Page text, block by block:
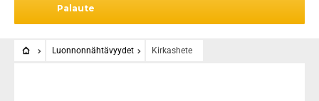
Palaute
Luonnonnähtävyydet Kirkashete